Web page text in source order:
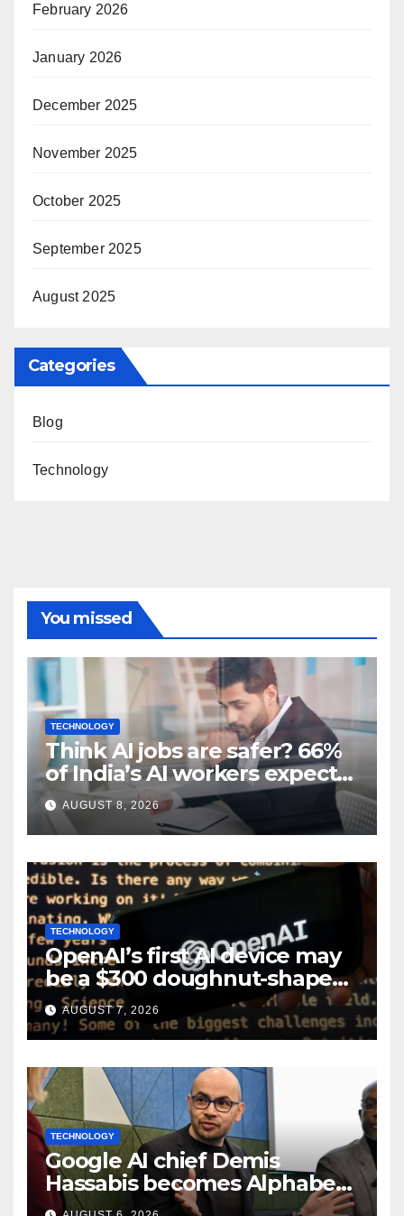
February 2026
January 2026
December 2025
November 2025
October 2025
September 2025
August 2025
Categories
Blog
Technology
You missed
TECHNOLOGY
Think AI jobs are safer? 66%
of India’s AI workers expect
layoffs
AUGUST 8, 2026
TECHNOLOGY
OpenAI’s first AI device may
be a $300 doughnut-shaped
smart speaker: Report
AUGUST 7, 2026
TECHNOLOGY
Google AI chief Demis
Hassabis becomes Alphabet
chief scientist in leadership